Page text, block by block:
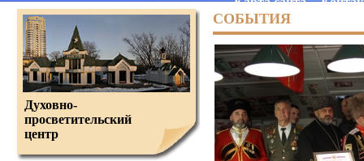
СОБЫТИЯ
Духовно-
просветительский
центр